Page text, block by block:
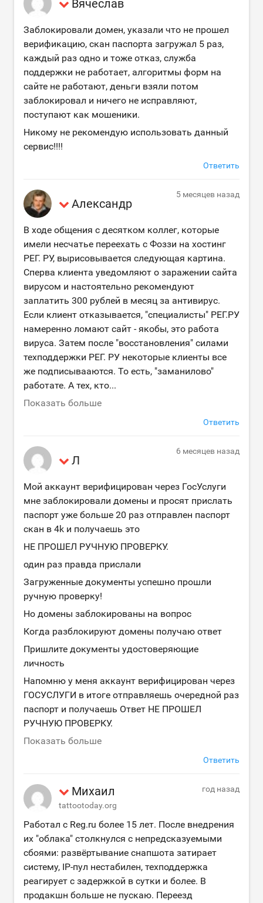
Вячеслав
Заблокировали домен, указали что не прошел
верификацию, скан паспорта загружал 5 раз,
каждый раз одно и тоже отказ, служба
поддержки не работает, алгоритмы форм на
сайте не работают, деньги взяли потом
заблокировал и ничего не исправляют,
поступают как мошеники.
Никому не рекомендую использовать данный
сервис!!!!
Ответить
Александр
5 месяцев назад
В ходе общения с десятком коллег, которые
имели несчатье переехать с Фоззи на хостинг
РЕГ. РУ, вырисовывается следующая картина.
Сперва клиента уведомляют о заражении сайта
вирусом и настоятельно рекомендуют
заплатить 300 рублей в месяц за антивирус.
Если клиент отказывается, "специалисты" РЕГ.РУ
намеренно ломают сайт - якобы, это работа
вируса. Затем после "восстановления" силами
техподдержки РЕГ. РУ некоторые клиенты все
же подписывааются. То есть, "заманилово"
работате. А тех, кто...
Показать больше
Ответить
Л
6 месяцев назад
Мой аккаунт верифицирован через ГосУслуги
мне заблокировали домены и просят прислать
паспорт уже больше 20 раз отправлен паспорт
скан в 4k и получаешь это
НЕ ПРОШЕЛ РУЧНУЮ ПРОВЕРКУ.
один раз правда прислали
Загруженные документы успешно прошли
ручную проверку!
Но домены заблокированы на вопрос
Когда разблокируют домены получаю ответ
Пришлите документы удостоверяющие
личность
Напомню у меня аккаунт верифицирован через
ГОСУСЛУГИ в итоге отправляешь очередной раз
паспорт и получаешь Ответ НЕ ПРОШЕЛ
РУЧНУЮ ПРОВЕРКУ.
Показать больше
Ответить
Михаил
tattootoday.org
год назад
Работал с Reg.ru более 15 лет. После внедрения
их "облака" столкнулся с непредсказуемыми
сбоями: развёртывание снапшота затирает
систему, IP-пул нестабилен, техподдержка
реагирует с задержкой в сутки и более. В
продакшн больше не пускаю. Переезд